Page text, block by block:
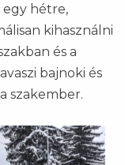
hétre,
kihasználni
és a
bajnoki és
szakember.